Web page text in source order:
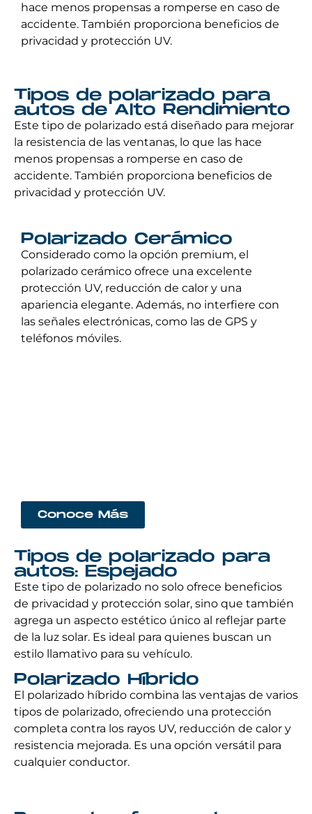
hace menos propensas a romperse en caso de
accidente. También proporciona beneficios de
privacidad y protección UV.
Tipos de polarizado para
autos de Alto Rendimiento
Este tipo de polarizado está diseñado para mejorar
la resistencia de las ventanas, lo que las hace
menos propensas a romperse en caso de
accidente. También proporciona beneficios de
privacidad y protección UV.
Polarizado Cerámico
Considerado como la opción premium, el
polarizado cerámico ofrece una excelente
protección UV, reducción de calor y una
apariencia elegante. Además, no interfiere con
las señales electrónicas, como las de GPS y
teléfonos móviles.
Conoce Más
Tipos de polarizado para
autos: Espejado
Este tipo de polarizado no solo ofrece beneficios
de privacidad y protección solar, sino que también
agrega un aspecto estético único al reflejar parte
de la luz solar. Es ideal para quienes buscan un
estilo llamativo para su vehículo.
Polarizado Híbrido
El polarizado híbrido combina las ventajas de varios
tipos de polarizado, ofreciendo una protección
completa contra los rayos UV, reducción de calor y
resistencia mejorada. Es una opción versátil para
cualquier conductor.